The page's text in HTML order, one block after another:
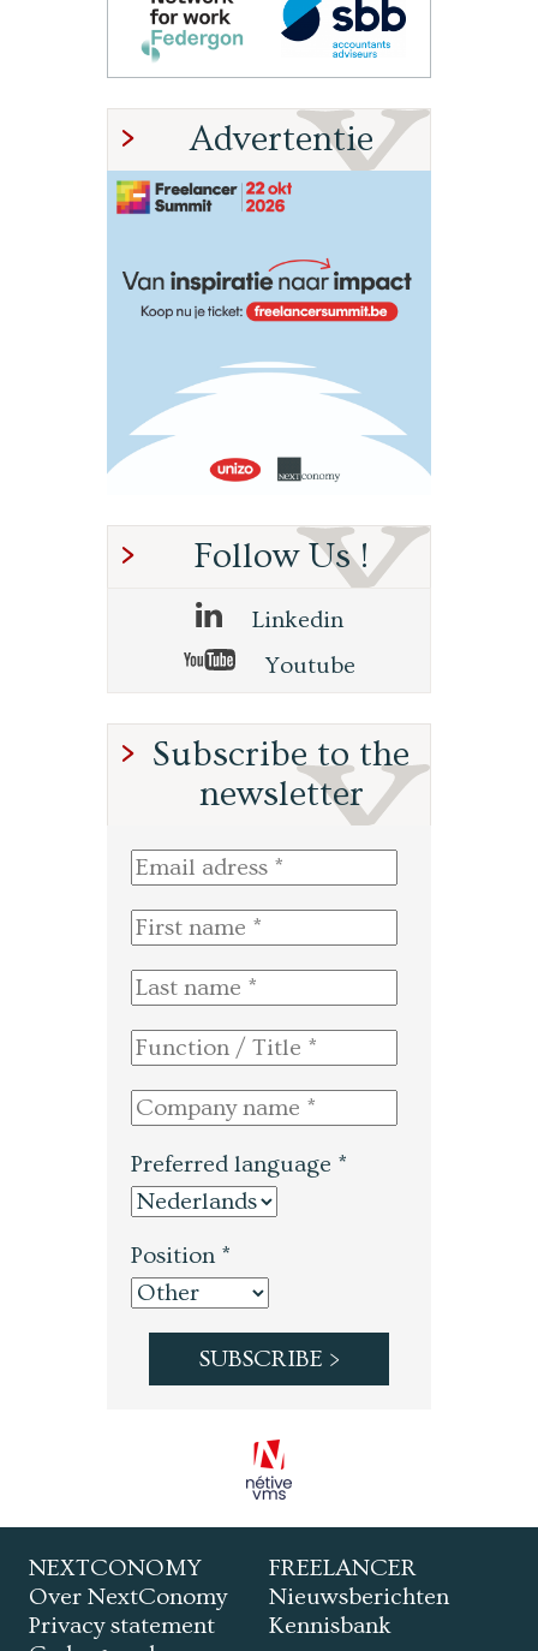
Advertentie
Follow Us !
Linkedin
Youtube
Subscribe to the
newsletter
Preferred language *
Position *
NEXTCONOMY
Over NextConomy
Privacy statement
FREELANCER
Nieuwsberichten
Kennisbank